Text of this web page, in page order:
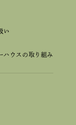
い
ハウスの取り組み